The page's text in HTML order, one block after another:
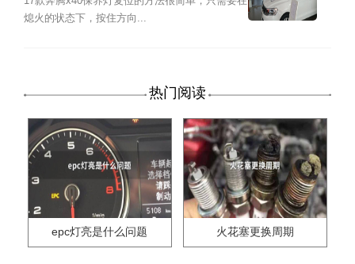
熄火的状态下，按住方向...
热门阅读
epc灯亮是什么问题 火花塞更换周期